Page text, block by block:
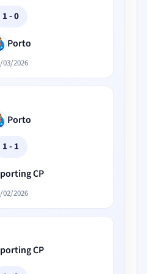
1 - 0
Porto
03/2026
Porto
1 - 1
CP
02/2026
CP